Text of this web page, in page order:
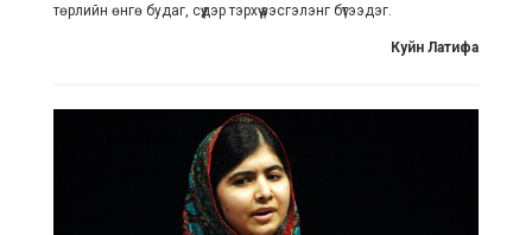
төрлийн өнгө будаг, сүүдэр тэрхүү үзэсгэлэнг бүтээдэг.
Куйн Латифа